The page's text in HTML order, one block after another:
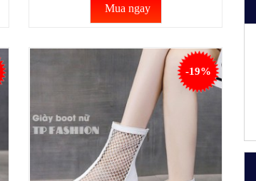
Mua ngay
-19%